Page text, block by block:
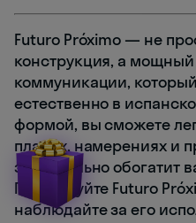
Futuro Próximo — не
конструкция, а
коммуникации,
естественно в
формой, вы сможете
планах, намерениях и
значительно обогатит
Практикуйте Futuro
наблюдайте за его